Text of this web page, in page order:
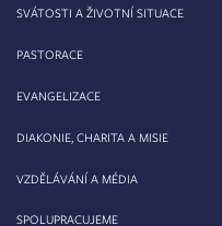
SVÁTOSTI A ŽIVOTNÍ SITUACE
PASTORACE
EVANGELIZACE
DIAKONIE, CHARITA A MISIE
VZDĚLÁVÁNÍ A MÉDIA
SPOLUPRACUJEME